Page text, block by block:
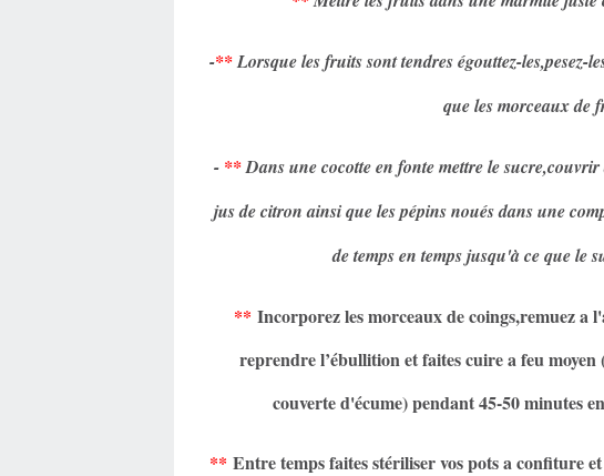
-**Lorsque les fruits sont tendres égouttez-les,pesez-
que les morceaux de
- **Dans une cocotte en fonte mettre le
jus de citron ainsi que les pépins noués dans une
de temps en temps jusqu'à ce que le
** Incorporez les morceaux de coings,remuez a
reprendre l’ébullition et faites cuire a feu
couverte d'écume) pendant 45-50 minutes
** Entre temps faites stériliser vos pots a confiture